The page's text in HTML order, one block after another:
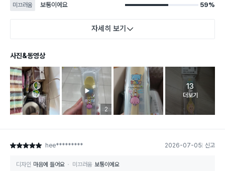
미끄러움 보통이에요 59%
자세히 보기
사진&동영상
리뷰 이미지 등록 개수
2
고객 리뷰
13
더보기
별점 5점 hee********* 2026-07-05 신고
디자인 마음에 들어요 미끄러움 보통이에요